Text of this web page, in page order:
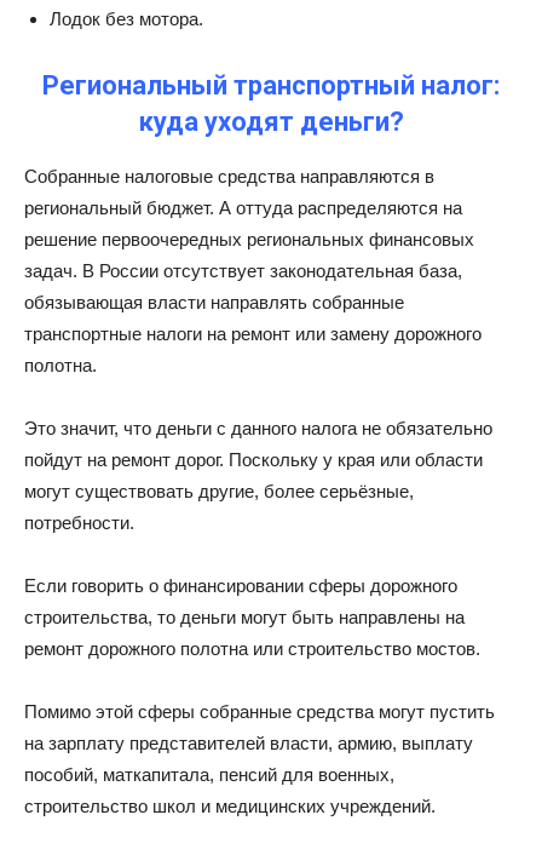
Лодок без мотора.
Региональный транспортный налог:
куда уходят деньги?
Собранные налоговые средства направляются в
региональный бюджет. А оттуда распределяются на
решение первоочередных региональных финансовых
задач. В России отсутствует законодательная база,
обязывающая власти направлять собранные
транспортные налоги на ремонт или замену дорожного
полотна.
Это значит, что деньги с данного налога не обязательно
пойдут на ремонт дорог. Поскольку у края или области
могут существовать другие, более серьёзные,
потребности.
Если говорить о финансировании сферы дорожного
строительства, то деньги могут быть направлены на
ремонт дорожного полотна или строительство мостов.
Помимо этой сферы собранные средства могут пустить
на зарплату представителей власти, армию, выплату
пособий, маткапитала, пенсий для военных,
строительство школ и медицинских учреждений.